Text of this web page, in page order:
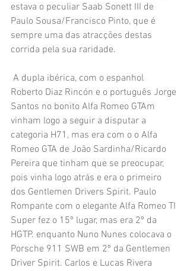
estava o peculiar Saab Sonett III de
Paulo Sousa/Francisco Pinto, que é
sempre uma das atracções destas
corrida pela sua raridade.
Roberto Diaz Rincón e o português Jorge
Santos no bonito Alfa Romeo GTAm
vinham logo a seguir a disputar a
categoria H71, mas era com o o Alfa
Romeo GTA de João Sardinha/Ricardo
Pereira que tinham que se preocupar,
pois vinha logo atrás e era o primeiro
dos Gentlemen Drivers Spirit. Paulo
Rompante com o elegante Alfa Romeo TI
Super fez o 15º lugar, mas era 2º da
HGTP. enquanto Nuno Nunes colocava o
Porsche 911 SWB em 2º da Gentlemen
Driver Spirit. Carlos e Lucas Rivera